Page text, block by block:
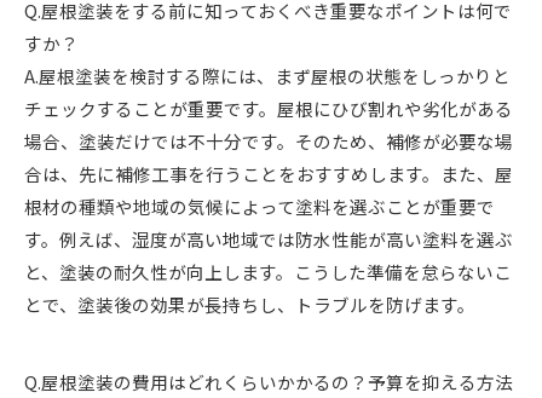
Q.屋根塗装をする前に知っておくべき重要なポイントは何で
すか？
A.屋根塗装を検討する際には、まず屋根の状態をしっかりと
チェックすることが重要です。屋根にひび割れや劣化がある
場合、塗装だけでは不十分です。そのため、補修が必要な場
合は、先に補修工事を行うことをおすすめします。また、屋
根材の種類や地域の気候によって塗料を選ぶことが重要で
す。例えば、湿度が高い地域では防水性能が高い塗料を選ぶ
と、塗装の耐久性が向上します。こうした準備を怠らないこ
とで、塗装後の効果が長持ちし、トラブルを防げます。
Q.屋根塗装の費用はどれくらいかかるの？予算を抑える方法